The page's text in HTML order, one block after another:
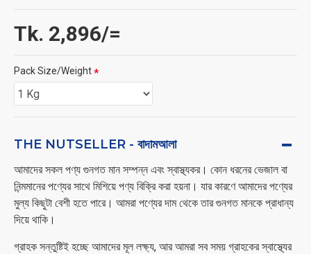
Tk. 2,896/=
Pack Size/Weight
THE NUTSELLER - বাদামআলা
আমাদের সকল পণ্য গুনগত মান সম্পন্ন এবং স্বাস্থ্যকর। কোন ধরনের ভেজাল বা
নিন্মমানের পণ্যের সাথে মিশিয়ে পণ্য বিক্রি করা হয়না। যার কারণে আমাদের পণ্যের
মুল্য কিছুটা বেশী হতে পারে। আমরা পণ্যের দাম থেকে তার গুনগত মানকে প্রাধান্য
দিয়ে থাকি।
গ্রাহক সন্তুষ্টিই হচ্ছে আমাদের মূল লক্ষ্য, আর আমরা সব সময় গ্রাহকের স্বাস্থ্যের